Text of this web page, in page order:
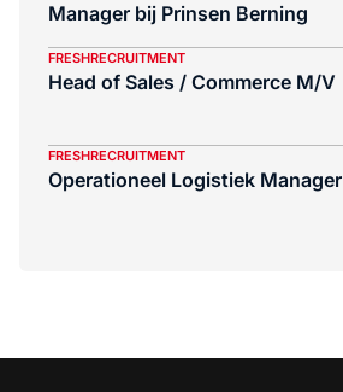
Manager bij Prinsen Berning
FRESHRECRUITMENT
Head of Sales / Commerce M/V
FRESHRECRUITMENT
Operationeel Logistiek Manager